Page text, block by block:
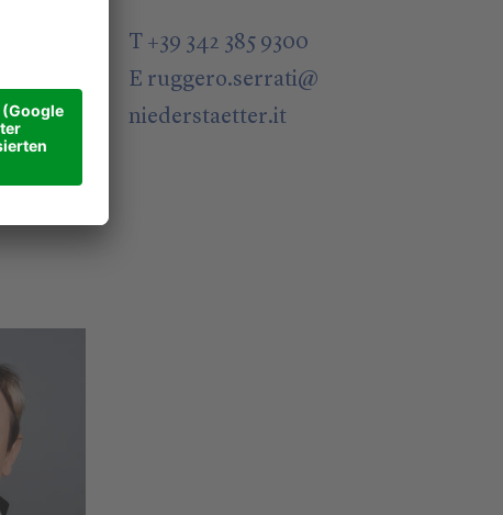
T +39 342 385 9300
E ruggero.serrati@
niederstaetter.it